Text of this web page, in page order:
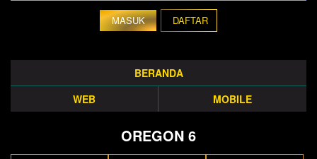
DAFTAR
BERANDA
WEB
MOBILE
OREGON 6